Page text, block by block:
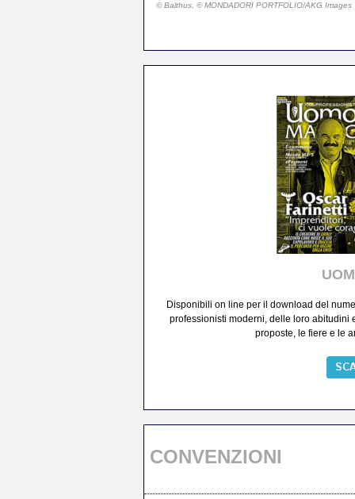
© Balthus, © MONDADORI PORTFOLIO/AKG Images
Disponibili on line per il download del
professionisti moderni, delle loro abitudini
proposte, le fiere e le
CONVENZIONI